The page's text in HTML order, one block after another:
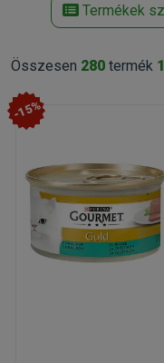
Termékek
Összesen 280 termék
-15%